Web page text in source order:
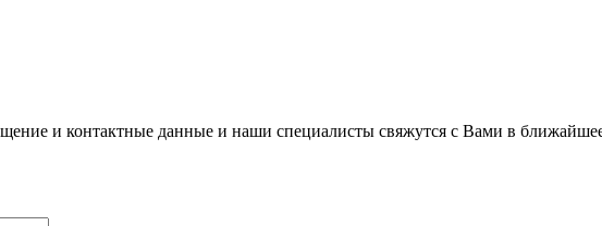
и контактные данные и наши специалисты свяжутся с Вами в